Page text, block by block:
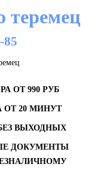
теремец
85
ОТ 990 РУБ
ОТ 20 МИНУТ
ВЫХОДНЫХ
ДОКУМЕНТЫ